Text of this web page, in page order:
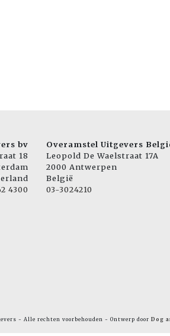
bv
18
4300
Overamstel Uitgevers
Leopold De Waelstraat 17A
2000 Antwerpen
België
03-3024210
- Alle rechten voorbehouden - Ontwerp door Dog